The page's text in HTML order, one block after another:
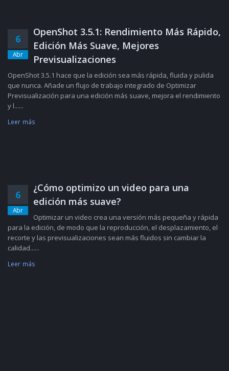
6
Abr
OpenShot 3.5.1: Rendimiento Más Rápido,
Edición Más Suave, Mejores
Previsualizaciones
OpenShot 3.5.1 hace que la edición sea más rápida, fluida y pulida
que nunca. Añade un flujo de trabajo integrado de Optimizar
Previsualización para una edición más suave, mejora el rendimiento
y l......
Leer más
6
Abr
¿Cómo optimizo un video para una
edición más suave?
Optimizar un video crea una versión más pequeña y rápida
para la edición, de modo que la reproducción, el desplazamiento, el
recorte y las previsualizaciones sean más fluidos sin cambiar la
calidad......
Leer más